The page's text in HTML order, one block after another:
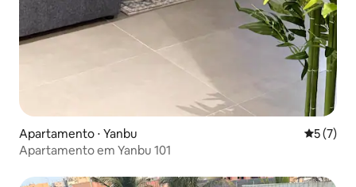
Apartamento ⋅ Yanbu 5 de
5 (7)
Apartamento em Yanbu 101